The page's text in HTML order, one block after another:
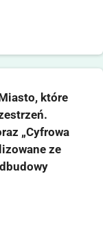
które
„Cyfrowa
ze